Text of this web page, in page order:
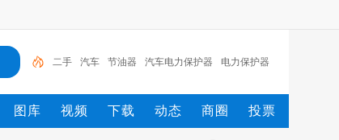
二手 汽车 节油器 汽车电力保护器 电力保护器
图库 视频 下载 动态 商圈 投票